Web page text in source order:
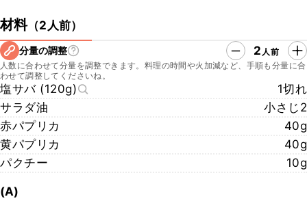
材料（2人前）
分量の調整 2 人前
人数に合わせて分量を調整できます。料理の時間や火加減など、手順も分量に合
わせて調整してくださいね。
塩サバ (120g)
1切れ
サラダ油
小さじ2
赤パプリカ
40g
黄パプリカ
40g
パクチー
10g
(A)